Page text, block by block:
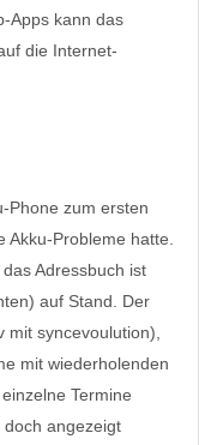
Apps kann das
die Internet-
Phone zum ersten
Probleme hatte.
Adressbuch ist
auf Stand. Der
syncevoulution),
mit wiederholenden
Termine
angezeigt